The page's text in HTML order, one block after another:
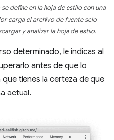
define en la hoja de estilo con una
carga el archivo de fuente solo
y analizar la hoja de estilo.
determinado, le indicas al
antes de que lo
tienes la certeza de que
actual.